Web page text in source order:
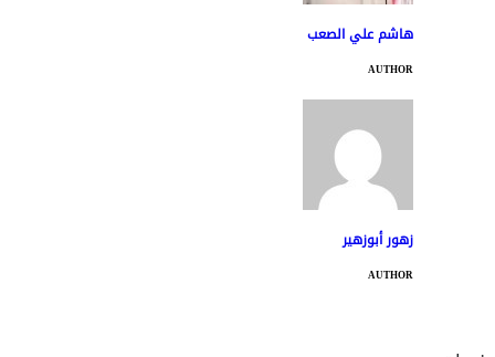
هاشم علي الصعب
AUTHOR
زهور أبوزهير
AUTHOR